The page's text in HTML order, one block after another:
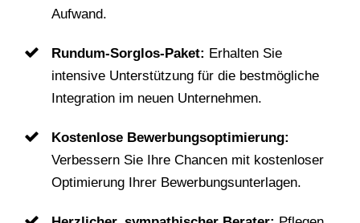
Aufwand.
Rundum-Sorglos-Paket: Erhalten Sie
intensive Unterstützung für die bestmögliche
Integration im neuen Unternehmen.
Kostenlose Bewerbungsoptimierung:
Verbessern Sie Ihre Chancen mit kostenloser
Optimierung Ihrer Bewerbungsunterlagen.